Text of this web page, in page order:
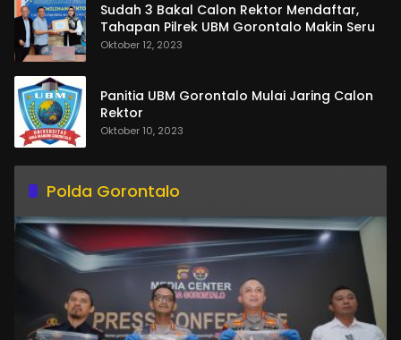
Sudah 3 Bakal Calon Rektor Mendaftar,
Tahapan Pilrek UBM Gorontalo Makin Seru
Oktober 12, 2023
Panitia UBM Gorontalo Mulai Jaring Calon
Rektor
Oktober 10, 2023
Polda Gorontalo